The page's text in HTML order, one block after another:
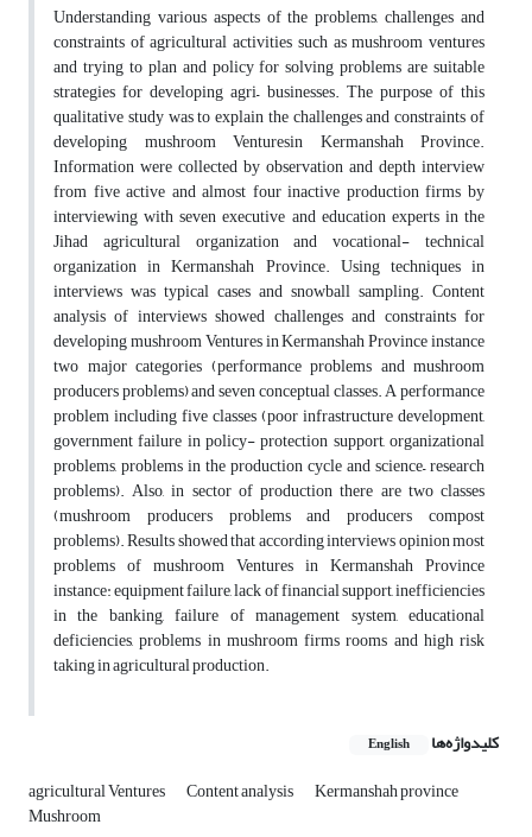
Understanding various aspects of the problems, challenges and
constraints of agricultural activities such as mushroom ventures
and trying to plan and policy for solving problems are suitable
strategies for developing agri– businesses. The purpose of this
qualitative study was to explain the challenges and constraints of
developing mushroom Venturesin Kermanshah Province.
Information were collected by observation and depth interview
from five active and almost four inactive production firms by
interviewing with seven executive and education experts in the
Jihad agricultural organization and vocational- technical
organization in Kermanshah Province. Using techniques in
interviews was typical cases and snowball sampling. Content
analysis of interviews showed challenges and constraints for
developing mushroom Ventures in Kermanshah Province instance
two major categories (performance problems and mushroom
producers problems) and seven conceptual classes. A performance
problem including five classes (poor infrastructure development,
government failure in policy- protection support, organizational
problems, problems in the production cycle and science– research
problems). Also, in sector of production there are two classes
(mushroom producers problems and producers compost
problems). Results showed that according interviews opinion most
problems of mushroom Ventures in Kermanshah Province
instance: equipment failure, lack of financial support, inefficiencies
in the banking, failure of management system, educational
deficiencies, problems in mushroom firms rooms and high risk
taking in agricultural production.
کلیدواژه‌ها English
agricultural Ventures Content analysis Kermanshah province
Mushroom